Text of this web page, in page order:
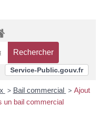
Service-Public.gouv.fr
> Bail commercial > Ajout
un bail commercial